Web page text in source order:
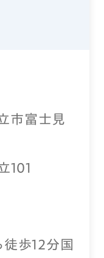
市富士見
101
徒歩12分国